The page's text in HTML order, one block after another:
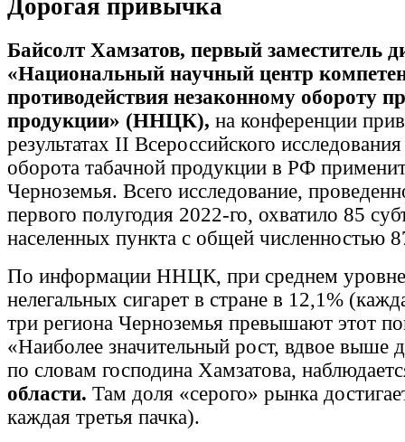
Дорогая привычка
Байсолт Хамзатов, первый заместитель
«Национальный научный центр
противодействия незаконному обороту
продукции» (ННЦК), на конференции
результатах II Всероссийского
оборота табачной продукции в РФ
Черноземья. Всего исследование,
первого полугодия 2022-го, охватило 85
населенных пункта с общей численностью
По информации ННЦК, при среднем
нелегальных сигарет в стране в 12,1%
три региона Черноземья превышают этот
«Наиболее значительный рост, вдвое
по словам господина Хамзатова,
области. Там доля «серого» рынка
каждая третья пачка).